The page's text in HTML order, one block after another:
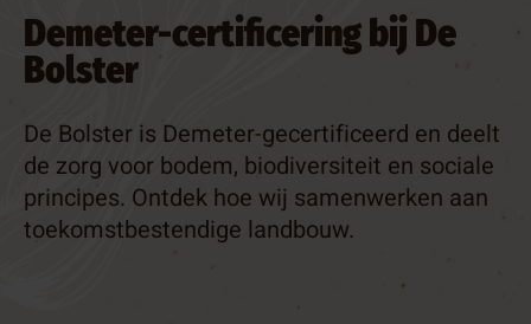
Demeter-certificering bij De
Bolster
De Bolster is Demeter-gecertificeerd en deelt
de zorg voor bodem, biodiversiteit en sociale
principes. Ontdek hoe wij samenwerken aan
toekomstbestendige landbouw.